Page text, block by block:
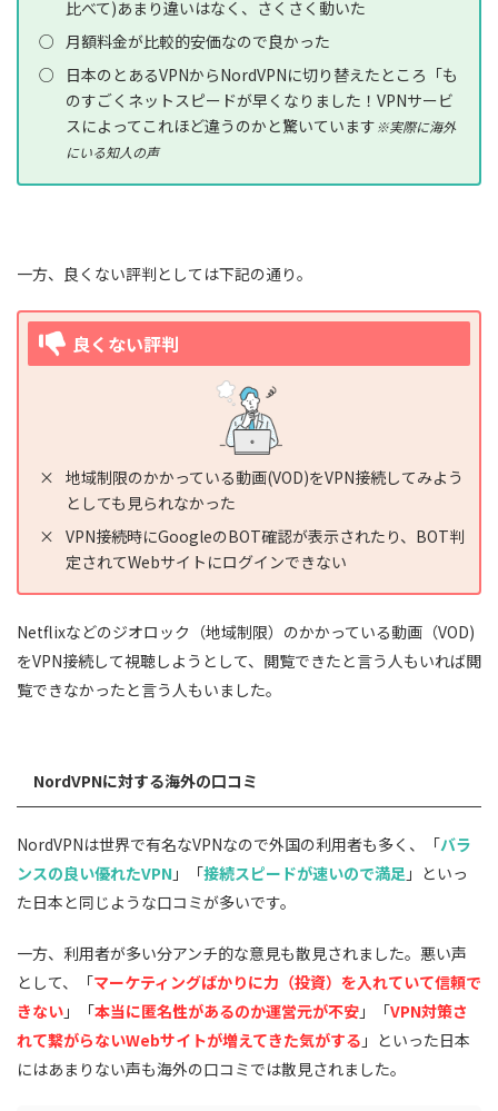
スロバキア(1) :
スロベニア(1) :
スペイン(2)
スウェーデン(1) :
スイス(1) :
オーストラリア(5)
バングラデシュ(1) :
ブータン(1) :
インド(1) :
インドネシア(1) :
日本(2)
ラオス(1) :
マレーシア(1) :
ネパール(1) :
パキスタン(1) :
パプアニューギニア(1) :
シンガポール(1) :
韓国(1) :
スリランカ(1) :
台湾(1) :
比べて)あまり違いはなく、さくさく動いた
月額料金が比較的安価なので良かった
日本のとあるVPNからNordVPNに切り替えたところ「も
のすごくネットスピードが早くなりました！VPNサービ
スによってこれほど違うのかと驚いています※実際に海外
にいる知人の声
一方、良くない評判としては下記の通り。
良くない評判
地域制限のかかっている動画(VOD)をVPN接続してみよう
としても見られなかった
VPN接続時にGoogleのBOT確認が表示されたり、BOT判
定されてWebサイトにログインできない
Netflixなどのジオロック（地域制限）のかかっている動画（VOD)
をVPN接続して視聴しようとして、閲覧できたと言う人もいれば閲
覧できなかったと言う人もいました。
NordVPNに対する海外の口コミ
NordVPNは世界で有名なVPNなので外国の利用者も多く、「バラ
ンスの良い優れたVPN 」「接続スピードが速いので満足 」といっ
た日本と同じような口コミが多いです。
一方、利用者が多い分アンチ的な意見も散見されました。悪い声
として、「マーケティングばかりに力（投資）を入れていて信頼で
きない 」「本当に匿名性があるのか運営元が不安 」「VPN対策さ
れて繋がらないWebサイトが増えてきた気がする 」といった日本
にはあまりない声も海外の口コミでは散見されました。